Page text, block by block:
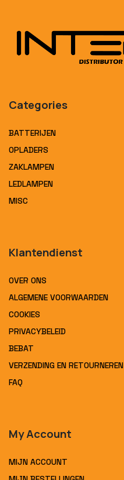
Categories
BATTERIJEN
OPLADERS
ZAKLAMPEN
LEDLAMPEN
MISC
Klantendienst
OVER ONS
ALGEMENE VOORWAARDEN
COOKIES
PRIVACYBELEID
BEBAT
VERZENDING EN RETOURNEREN
FAQ
My Account
MIJN ACCOUNT